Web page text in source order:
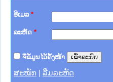
ອີເມລ *
ລະຫັດ *
ຈື່ຂໍ້ມູນໄວ້ຄັ້ງໜ້າ
ສະໝັກ ລືມລະຫັດ